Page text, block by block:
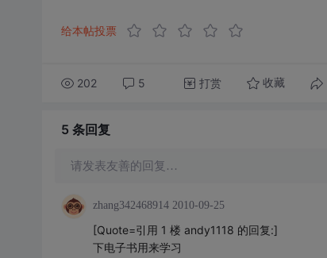
给本帖投票
202 5 打赏 收藏
5 条回复
请发表友善的回复…
zhang342468914 2010-09-25
[Quote=引用 1 楼 andy1118 的回复:]
下电子书用来学习